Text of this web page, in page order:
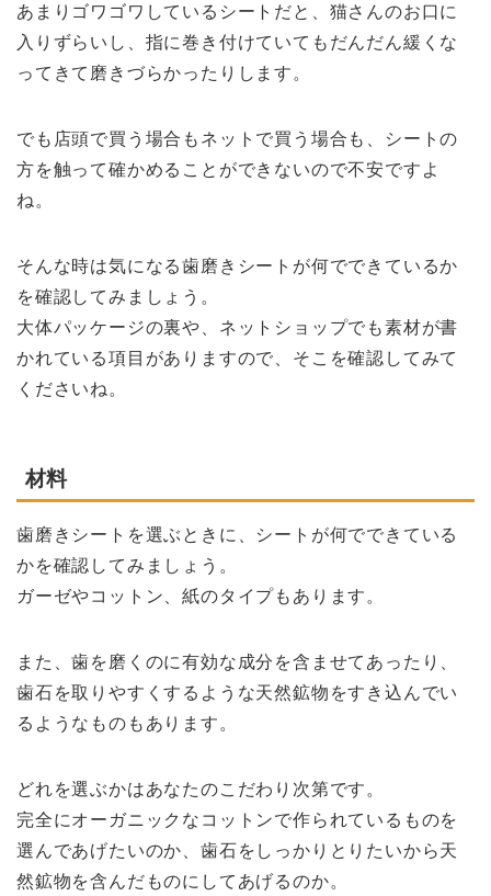
あまりゴワゴワしているシートだと、猫さんのお口に
入りずらいし、指に巻き付けていてもだんだん緩くな
ってきて磨きづらかったりします。
でも店頭で買う場合もネットで買う場合も、シートの
方を触って確かめることができないので不安ですよ
ね。
そんな時は気になる歯磨きシートが何でできているか
を確認してみましょう。
大体パッケージの裏や、ネットショップでも素材が書
かれている項目がありますので、そこを確認してみて
くださいね。
材料
歯磨きシートを選ぶときに、シートが何でできている
かを確認してみましょう。
ガーゼやコットン、紙のタイプもあります。
また、歯を磨くのに有効な成分を含ませてあったり、
歯石を取りやすくするような天然鉱物をすき込んでい
るようなものもあります。
どれを選ぶかはあなたのこだわり次第です。
完全にオーガニックなコットンで作られているものを
選んであげたいのか、歯石をしっかりとりたいから天
然鉱物を含んだものにしてあげるのか。